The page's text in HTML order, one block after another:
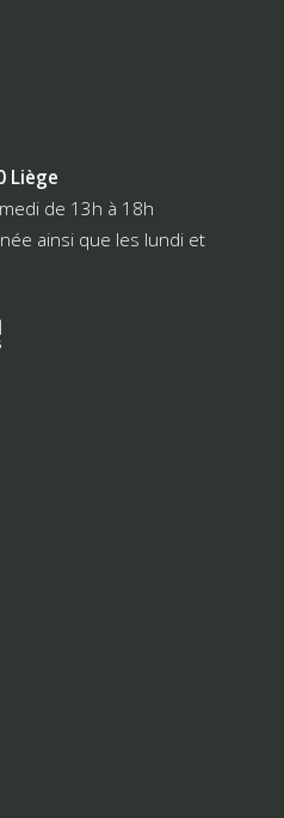
Liège
de 13h à 18h
ainsi que les lundi et